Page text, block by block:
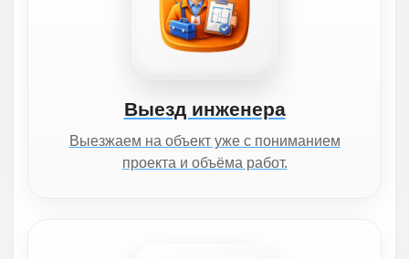
Выезд инженера
Выезжаем на объект уже с пониманием
проекта и объёма работ.